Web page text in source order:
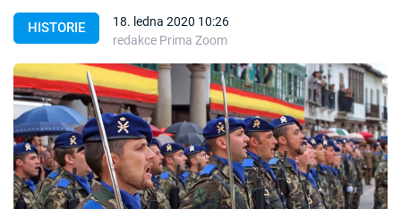
Témata
Témata
Pořady
TV Program
HISTORIE
18. ledna 2020 10:26
redakce Prima Zoom